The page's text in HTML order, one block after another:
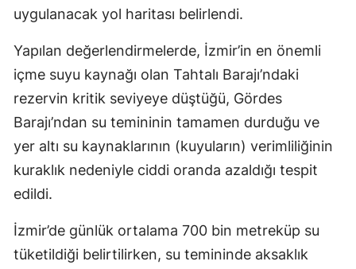
uygulanacak yol haritası belirlendi.
Yapılan değerlendirmelerde, İzmir’in en önemli
içme suyu kaynağı olan Tahtalı Barajı’ndaki
rezervin kritik seviyeye düştüğü, Gördes
Barajı’ndan su temininin tamamen durduğu ve
yer altı su kaynaklarının (kuyuların) verimliliğinin
kuraklık nedeniyle ciddi oranda azaldığı tespit
edildi.
İzmir’de günlük ortalama 700 bin metreküp su
tüketildiği belirtilirken, su temininde aksaklık